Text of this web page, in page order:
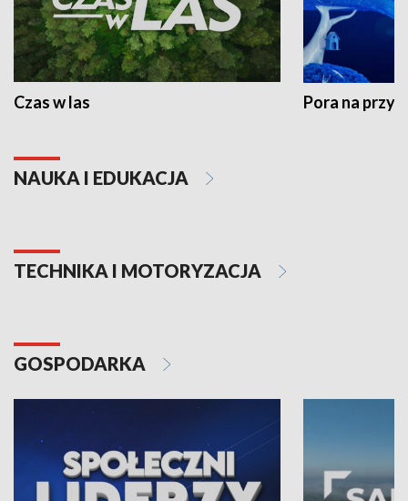
Czas w las Pora na
NAUKA I EDUKACJA
TECHNIKA I MOTORYZACJA
GOSPODARKA